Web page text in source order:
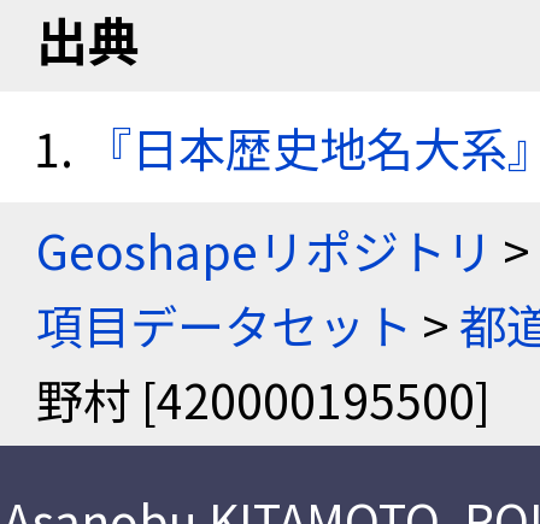
出典
『日本歴史地名大
Geoshapeリポジトリ >
項目データセット >都
野村 [420000195500]